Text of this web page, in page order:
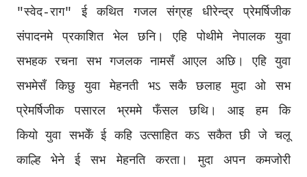
"स्वेद-राग" ई कथित गजल संग्रह धीरेन्द्र प्रेमर्षिजीक
संपादनमे प्रकाशित भेल छनि। एहि पोथीमे नेपालक युवा
सभहक रचना सभ गजलक नामसँ आएल अछि। एहि युवा
सभमेसँ किछु युवा मेहनती भऽ सकै छलाह मुदा ओ सभ
प्रेमर्षिजीक पसारल भ्रममे फँसल छथि। आइ हम कि
कियो युवा सभकेँ ई कहि उत्साहित कऽ सकैत छी जे चलू
काल्हि भेने ई सभ मेहनति करता। मुदा अपन कमजोरी